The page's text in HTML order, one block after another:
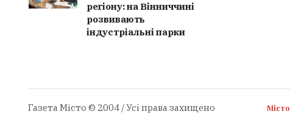
регіону: на Вінниччині
розвивають
індустріальні парки
Місто
Газета Місто © 2004 / Усі права захищено